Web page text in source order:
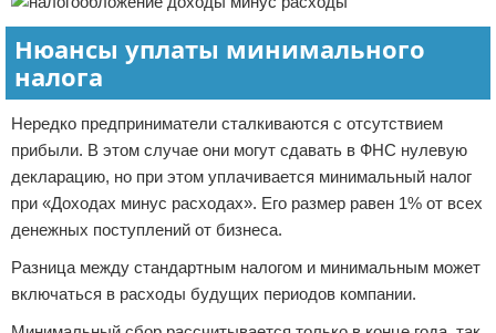
Нюансы уплаты минимального
налога
Нередко предприниматели сталкиваются с отсутствием
прибыли. В этом случае они могут сдавать в ФНС нулевую
декларацию, но при этом уплачивается минимальный налог
при «Доходах минус расходах». Его размер равен 1% от всех
денежных поступлений от бизнеса.
Разница между стандартным налогом и минимальным может
включаться в расходы будущих периодов компании.